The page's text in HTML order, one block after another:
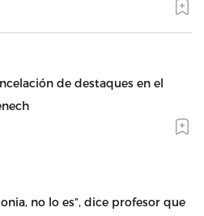
de destaques en el
no lo es”, dice profesor que